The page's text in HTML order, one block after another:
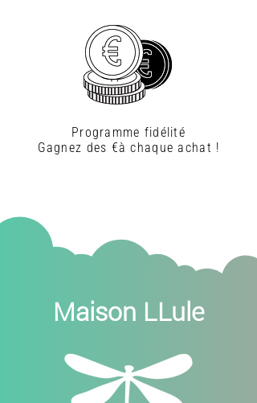
Programme fidélité
Gagnez des €à chaque achat !
Maison LLule